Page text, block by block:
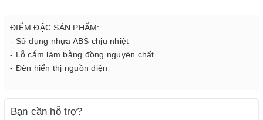
ĐIỂM ĐẶC SẢN PHẨM:
- Sử dụng nhựa ABS chịu nhiệt
- Lỗ cắm làm bằng đồng nguyên chất
- Đèn hiển thị nguồn điện
Bạn cần hỗ trợ?